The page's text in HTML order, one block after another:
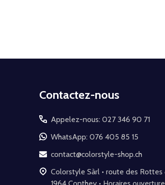
Contactez-nous
Appelez-nous: 027 346 90 71
WhatsApp: 076 405 85 15
contact@colorstyle-shop.ch
Colorstyle Sàrl • route des Rottes 8 •